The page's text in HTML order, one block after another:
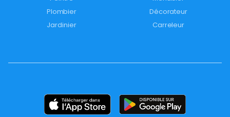
Plombier
Décorateur
Jardinier
Carreleur